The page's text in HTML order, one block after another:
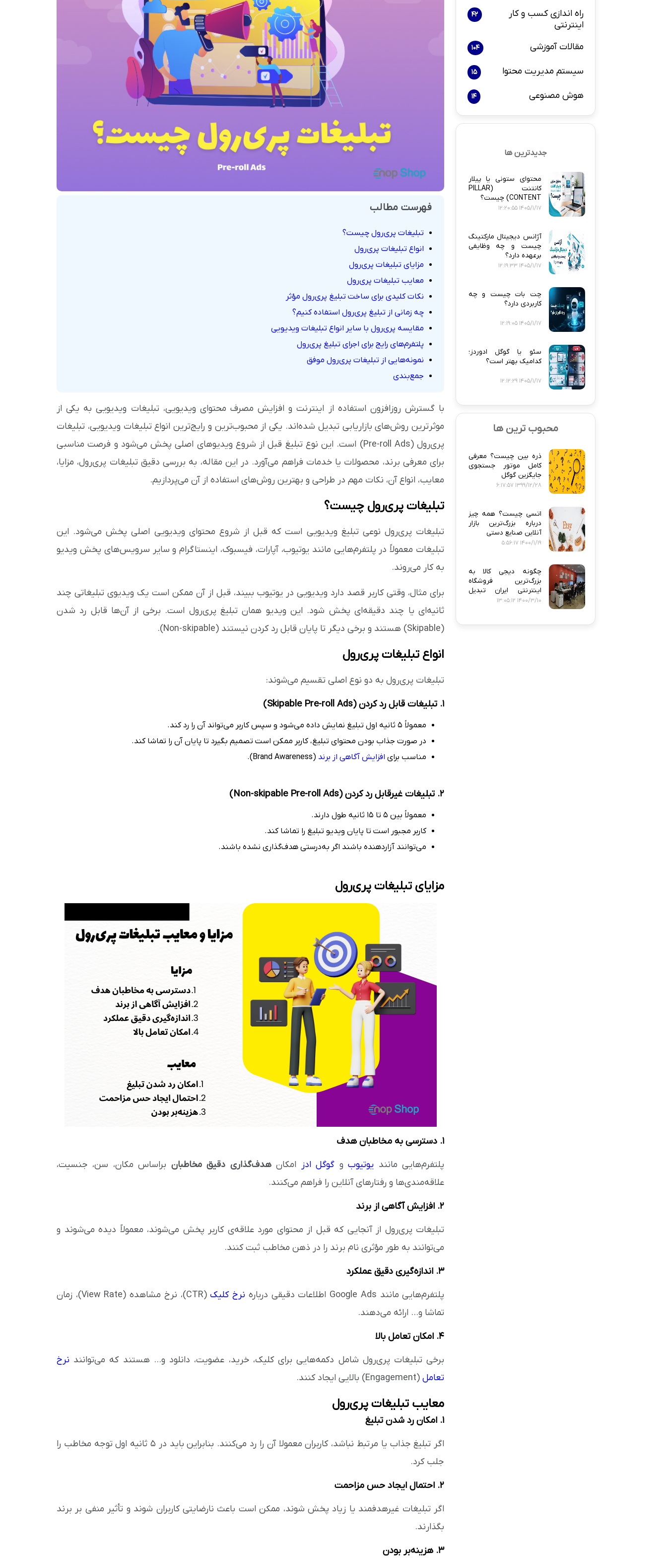
بازاریابی و فروش هوش مصنوعی درگاه های پرداخت اینترنتی پلاگین های ارسال پیامک
پلاگین های ارسال و تحویل
فهرست مطالب
تبلیغات پری‌رول چیست؟
انواع تبلیغات پری‌رول
مزایای تبلیغات پری‌رول
معایب تبلیغات پری‌رول
نکات کلیدی برای ساخت تبلیغ پری‌رول مؤثر
چه زمانی از تبلیغ پری‌رول استفاده کنیم؟
مقایسه پری‌رول با سایر انواع تبلیغات ویدیویی
پلتفرم‌های رایج برای اجرای تبلیغ پری‌رول
نمونه‌هایی از تبلیغات پری‌رول موفق
جمع‌بندی
با گسترش روزافزون استفاده از اینترنت و افزایش مصرف محتوای ویدیویی، تبلیغات ویدیویی به یکی از
موثرترین روش‌های بازاریابی تبدیل شده‌اند. یکی از محبوب‌ترین و رایج‌ترین انواع تبلیغات ویدیویی، تبلیغات
پری‌رول (Pre-roll Ads) است. این نوع تبلیغ قبل از شروع ویدیوهای اصلی پخش می‌شود و فرصت مناسبی
برای معرفی برند، محصولات یا خدمات فراهم می‌آورد. در این مقاله، به بررسی دقیق تبلیغات پری‌رول، مزایا،
معایب، انواع آن، نکات مهم در طراحی و بهترین روش‌های استفاده از آن می‌پردازیم.
تبلیغات پری‌رول چیست؟
تبلیغات پری‌رول نوعی تبلیغ ویدیویی است که قبل از شروع محتوای ویدیویی اصلی پخش می‌شود. این
تبلیغات معمولاً در پلتفرم‌هایی مانند یوتیوب، آپارات، فیسبوک، اینستاگرام و سایر سرویس‌های پخش ویدیو
به کار می‌روند.
برای مثال، وقتی کاربر قصد دارد ویدیویی در یوتیوب ببیند، قبل از آن ممکن است یک ویدیوی تبلیغاتی چند
ثانیه‌ای یا چند دقیقه‌ای پخش شود. این ویدیو همان تبلیغ پری‌رول است. برخی از آن‌ها قابل رد شدن
(Skipable) هستند و برخی دیگر تا پایان قابل رد کردن نیستند (Non-skipable).
انواع تبلیغات پری‌رول
تبلیغات پری‌رول به دو نوع اصلی تقسیم می‌شوند:
۱. تبلیغات قابل رد کردن (Skipable Pre-roll Ads)
معمولاً ۵ ثانیه اول تبلیغ نمایش داده می‌شود و سپس کاربر می‌تواند آن را رد کند.
در صورت جذاب بودن محتوای تبلیغ، کاربر ممکن است تصمیم بگیرد تا پایان آن را تماشا کند.
مناسب برای افزایش آگاهی از برند (Brand Awareness).
۲. تبلیغات غیرقابل رد کردن (Non-skipable Pre-roll Ads)
معمولاً بین ۵ تا ۱۵ ثانیه طول دارند.
کاربر مجبور است تا پایان ویدیو تبلیغ را تماشا کند.
می‌توانند آزاردهنده باشند اگر به‌درستی هدف‌گذاری نشده باشند.
مزایای تبلیغات پری‌رول
۱. دسترسی به مخاطبان هدف
پلتفرم‌هایی مانند یوتیوبو گوگل ادز امکانهدف‌گذاری دقیق مخاطبان براساس مکان، سن، جنسیت،
علاقه‌مندی‌ها و رفتارهای آنلاین را فراهم می‌کنند.
۲. افزایش آگاهی از برند
تبلیغات پری‌رول از آنجایی که قبل از محتوای مورد علاقه‌ی کاربر پخش می‌شوند، معمولاً دیده می‌شوند و
می‌توانند به طور مؤثری نام برند را در ذهن مخاطب ثبت کنند.
۳. اندازه‌گیری دقیق عملکرد
پلتفرم‌هایی مانند Google Ads اطلاعات دقیقی درباره نرخ کلیک
(CTR)، نرخ مشاهده (View Rate)، زمان
تماشا و... ارائه می‌دهند.
۴. امکان تعامل بالا
برخی تبلیغات پری‌رول شامل دکمه‌هایی برای کلیک، خرید، عضویت، دانلود و... هستند که می‌توانند نرخ
تعامل(Engagement) بالایی ایجاد کنند.
معایب تبلیغات پری‌رول
۱. امکان رد شدن تبلیغ
اگر تبلیغ جذاب یا مرتبط نباشد، کاربران معمولا آن را رد می‌کنند. بنابراین باید در ۵ ثانیه اول توجه مخاطب را
جلب کرد.
۲. احتمال ایجاد حس مزاحمت
اگر تبلیغات غیرهدفمند یا زیاد پخش شوند، ممکن است باعث نارضایتی کاربران شوند و تأثیر منفی بر برند
بگذارند.
۳. هزینه‌بر بودن
راه اندازی کسب و کار
اینترنتی
42
مقالات آموزشی 104
سیستم مدیریت محتوا 15
هوش مصنوعی 14
جدیدترین ها
محتوای ستونی یا پیلار
کانتنت (PILLAR
CONTENT) چیست؟
1405/1/17 12:20:55
آژانس دیجیتال مارکتینگ
چیست و چه وظایفی
برعهده دارد؟
1405/1/17 12:19:33
چت بات چیست و چه
کاربردی دارد؟
1405/1/17 12:19:05
سئو یا گوگل ادوردز؛
کدامیک بهتر است؟
1405/1/17 12:12:29
محبوب ترین ها
ذره‌ بین چیست؟ معرفی
کامل موتور جستجوی
جایگزین گوگل
1399/12/28 6:17:57
اتسی چیست؟ همه‌ چیز
درباره بزرگ‌ترین بازار
آنلاین صنایع دستی
1400/1/19 5:56:17
چگونه دیجی‌ کالا به
بزرگ‌ترین فروشگاه
اینترنتی ایران تبدیل
شد؟
1400/3/10 13:05:12